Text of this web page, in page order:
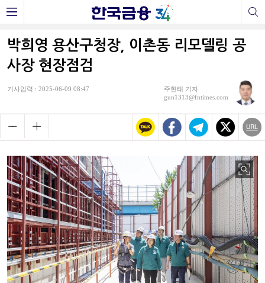
박희영 용산구청장, 이촌동 리모델링 공
사장 현장점검
기사입력 : 2025-06-09 08:47
주현태 기자
gun1313@fntimes.com